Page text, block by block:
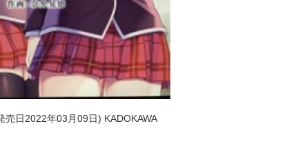
日2022年03月09日) KADOKAWA